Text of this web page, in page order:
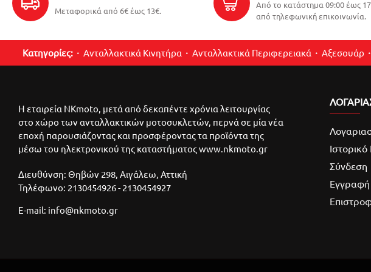
Μεταφορικά από 6€ έως 13€.
Από το κατάστημα 09:00 έως
από τηλεφωνική επικοινωνία.
Κατηγορίες: Ανταλλακτικά Κινητήρα Ανταλλακτικά Περιφερειακά Αξεσουάρ
Η εταιρεία NKmoto, μετά από δεκαπέντε χρόνια λειτουργίας
στο χώρο των ανταλλακτικών μοτοσυκλετών, περνά σε μία νέα
εποχή παρουσιάζοντας και προσφέροντας τα προϊόντα της
μέσω του ηλεκτρονικού της καταστήματος www.nkmoto.gr
Διευθύνση: Θηβών 298, Αιγάλεω, Αττική
Τηλέφωνο: 2130454926 - 2130454927
E-mail: info@nkmoto.gr
Σύνδεση
Εγγραφή